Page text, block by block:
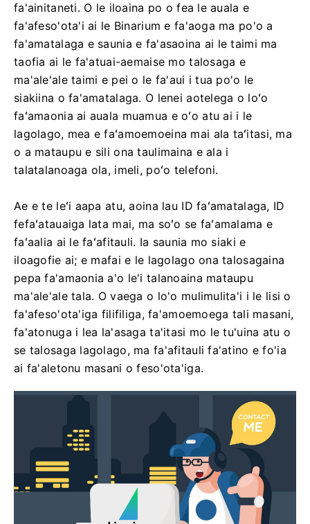
fa'ainitaneti. O le iloaina po o fea le auala e
fa'afeso'ota'i ai le Binarium e fa'aoga ma po'o a
fa'amatalaga e saunia e fa'asaoina ai le taimi ma
taofia ai le fa'atuai-aemaise mo talosaga e
ma'ale'ale taimi e pei o le fa'aui i tua po'o le
siakiina o fa'amatalaga. O lenei aotelega o loʻo
faʻamaonia ai auala muamua e oʻo atu ai i le
lagolago, mea e faʻamoemoeina mai ala taʻitasi, ma
o a mataupu e sili ona taulimaina e ala i
talatalanoaga ola, imeli, poʻo telefoni.
Ae e te leʻi aapa atu, aoina lau ID faʻamatalaga, ID
fefaʻatauaiga lata mai, ma soʻo se faʻamalama e
faʻaalia ai le faʻafitauli. Ia saunia mo siaki e
iloagofie ai; e mafai e le lagolago ona talosagaina
pepa fa'amaonia a'o le'i talanoaina mataupu
ma'ale'ale tala. O vaega o lo'o mulimulita'i i le lisi o
fa'afeso'ota'iga filifiliga, fa'amoemoega tali masani,
fa'atonuga i lea la'asaga ta'itasi mo le tu'uina atu o
se talosaga lagolago, ma fa'afitauli fa'atino e fo'ia
ai fa'aletonu masani o feso'ota'iga.